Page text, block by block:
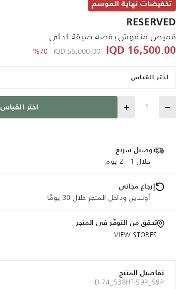
تخفيضات نهاية الموسم
RESERVED
قميص منقوش بقصة ضيقة كحلي
16,500.00 IQD
Price reduced from
55,000.00 IQD
to 16,500.00 IQD
%70-
اختر القياس
Quantity اختر القياس
توصيل سريع
خلال 1 - 2 يوم
إرجاع مجاني
أونلاين وداخل المتجر خلال 30 يومًا
تحقق من التوفّر في المتجر
VIEW STORES
تفاصيل المنتج
ID 74_538HT-59P_59P